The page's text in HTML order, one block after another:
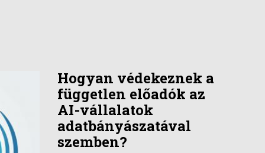
Hogyan védekeznek a
független előadók az
AI-vállalatok
adatbányászatával
szemben?